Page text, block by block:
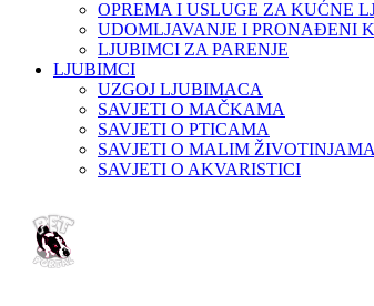
OPREMA I USLUGE ZA KUĆNE
UDOMLJAVANJE I PRONAĐENI
LJUBIMCI ZA PARENJE
LJUBIMCI
UZGOJ LJUBIMACA
SAVJETI O MAČKAMA
SAVJETI O PTICAMA
SAVJETI O MALIM ŽIVOTINJAMA
SAVJETI O AKVARISTICI